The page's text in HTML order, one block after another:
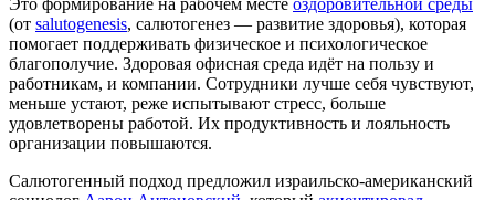
Это формирование на рабочем месте оздоровительной среды
(от salutogenesis, салютогенез — развитие здоровья), которая
помогает поддерживать физическое и психологическое
благополучие. Здоровая офисная среда идёт на пользу и
работникам, и компании. Сотрудники лучше себя чувствуют,
меньше устают, реже испытывают стресс, больше
удовлетворены работой. Их продуктивность и лояльность
организации повышаются.
Салютогенный подход предложил израильско-американский